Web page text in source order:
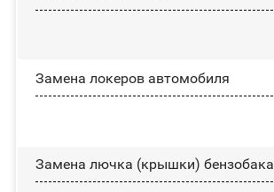
Замена лoĸepoв автомобиля
Замена лючка (крышки) бензобака